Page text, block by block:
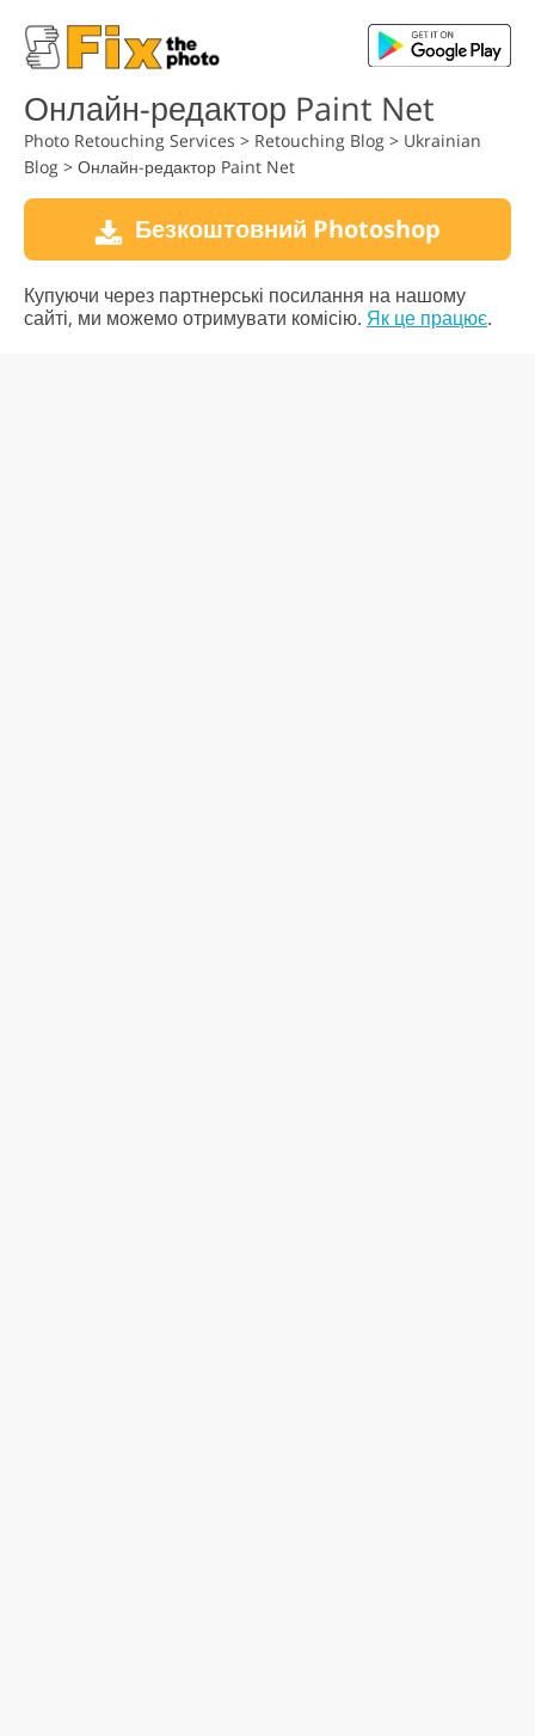
Онлайн-редактор Paint Net
Photo Retouching Services > Retouching Blog > Ukrainian
Blog > Онлайн-редактор Paint Net
Безкоштовний Photoshop
Купуючи через партнерські посилання на нашому
сайті, ми можемо отримувати комісію. Як це працює.